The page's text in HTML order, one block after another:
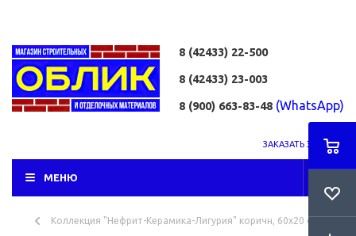
8 (42433) 22-500
8 (42433) 23-003
8 (900) 663-83-48 (WhatsApp)
ЗАКАЗАТЬ ЗВОНОК
МЕНЮ
Коллекция "Нефрит-Керамика-Лигурия" коричн, 60х20 см.